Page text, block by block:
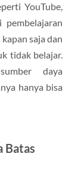
YouTube,
pembelajaran
saja dan
tidak belajar.
daya
hanya bisa
Batas